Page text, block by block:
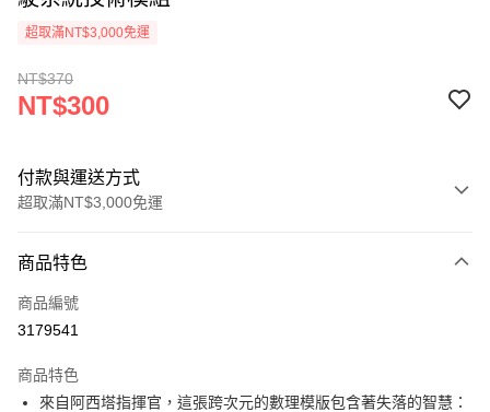
超取滿NT$3,000免運
NT$370
NT$300
付款與運送方式
超取滿NT$3,000免運
信用卡一次付款
超商取貨付款
Apple Pay
商品特色
商品編號
3179541
商品特色
來自阿西塔指揮官，這張跨次元的數理模版包含著失落的智慧：